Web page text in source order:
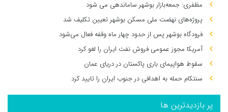
مظفری: جمعه‌بازار بوشهر ساماندهی می‌ شود
پروژه‌های نهضت ملی مسکن بوشهر تعیین تکلیف شد
فرودگاه بوشهر پس از حدود چهار ماه وقفه فعال می‌شود
آمریکا مجوز عمومی فروش نفت ایران را لغو کرد
سقوط هواپیمای باری پاکستان در دریای عمان
سنتکام حمله به اهدافی در جنوب ایران را تایید کرد
پر بازدیدترین ها